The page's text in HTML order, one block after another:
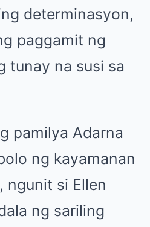
determinasyon,
paggamit ng
tunay na susi sa
pamilya Adarna
ng kayamanan
ngunit si Ellen
ng sariling